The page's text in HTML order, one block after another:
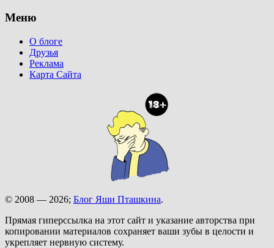
Меню
О блоге
Друзья
Реклама
Карта Сайта
© 2008 — 2026; Блог Яши Пташкина.
Прямая гиперссылка на этот сайт и указание авторства при
копировании материалов сохраняет ваши зубы в целости и
укрепляет нервную систему.